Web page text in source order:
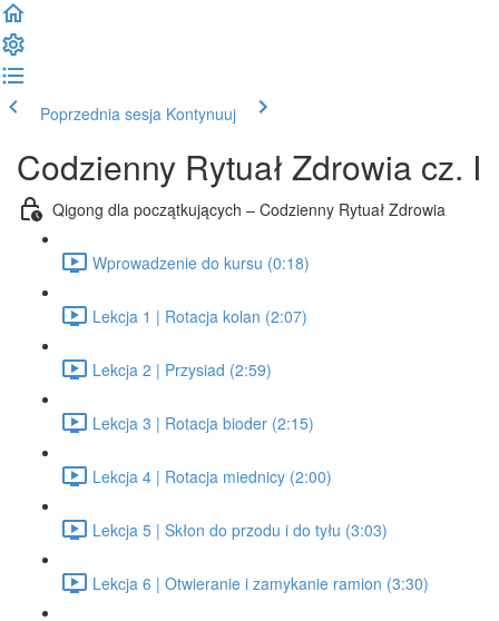
Poprzednia sesja Kontynuuj
Codzienny Rytuał Zdrowia cz. I
Qigong dla początkujących – Codzienny Rytuał Zdrowia
Wprowadzenie do kursu (0:18)
Lekcja 1 | Rotacja kolan (2:07)
Lekcja 2 | Przysiad (2:59)
Lekcja 3 | Rotacja bioder (2:15)
Lekcja 4 | Rotacja miednicy (2:00)
Lekcja 5 | Skłon do przodu i do tyłu (3:03)
Lekcja 6 | Otwieranie i zamykanie ramion (3:30)